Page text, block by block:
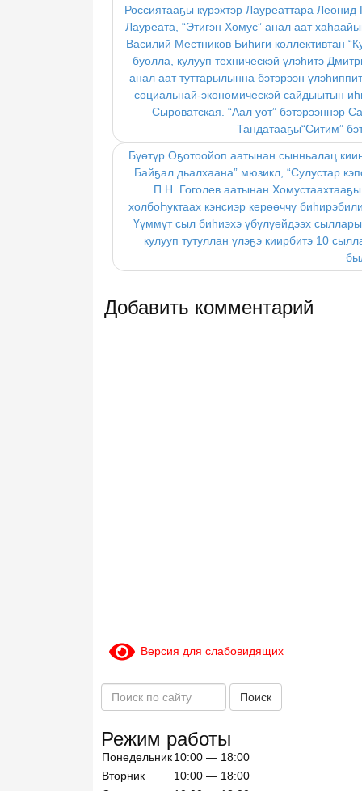
Россиятааҕы күрэхтэр Лауреаттара Леонид
Лауреата, “Этигэн Хомус” анал аат
Василий Местников Биһиги коллективтан
буолла, кулууп техническэй үлэһитэ
анал аат туттарылынна бэтэрээн
социальнай-экономическэй сайдыытын
Сыроватская. “Аал уот” бэтэрээннэр
Тандатааҕы“Ситим”
Бүөтүр Оҕотоойоп аатынан сынньалац
Байҕал дьалхаана” мюзикл, “Сулустар
П.Н. Гоголев аатынан
холбоҺуктаах кэнсиэр керөөччү
Үүммүт сыл биһиэхэ үбүлүөйдээх
кулууп тутуллан үлэҕэ киирбитэ 10
Добавить комментарий
Версия для слабовидящих
о
с
к
п
Поиск
Режим работы
Понедельник10:00 — 18:00
Вторник
10:00 — 18:00